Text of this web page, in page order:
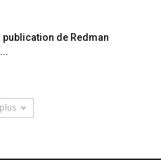
publication de Redman